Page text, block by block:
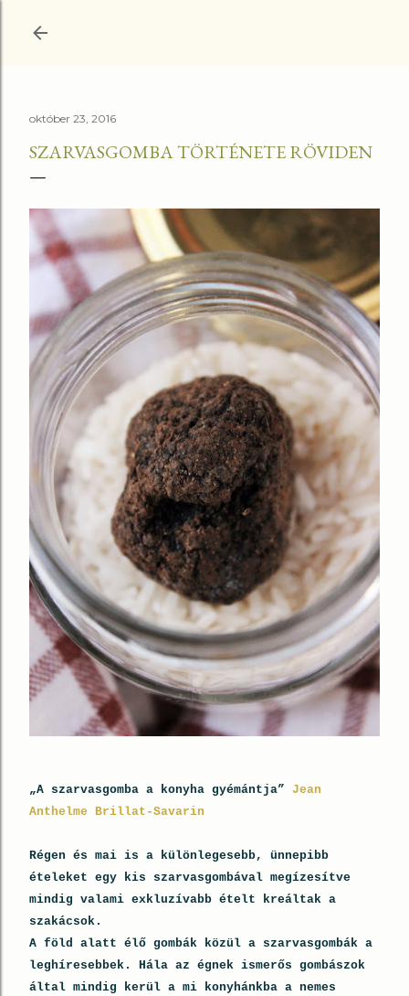
október 23, 2016
SZARVASGOMBA TÖRTÉNETE RÖVIDEN
„A szarvasgomba a konyha gyémántja” Jean
Anthelme Brillat-Savarin
Régen és mai is a különlegesebb, ünnepibb
ételeket egy kis szarvasgombával megízesítve
mindig valami exkluzívabb ételt kreáltak a
szakácsok.
A föld alatt élő gombák közül a szarvasgombák a
leghíresebbek. Hála az égnek ismerős gombászok
által mindig kerül a mi konyhánkba a nemes